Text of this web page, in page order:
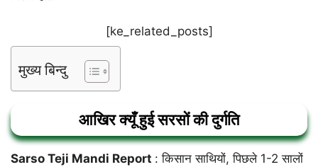
[ke_related_posts]
मुख्य बिन्दु
आखिर क्यूँ हुई सरसों की दुर्गति
Sarso Teji Mandi Report : किसान साथियों, पिछले 1-2 सालों